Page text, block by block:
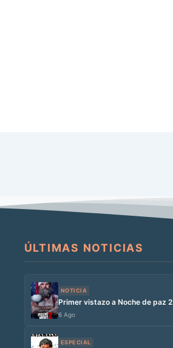
ÚLTIMAS NOTICIAS
NOTICIA
Primer vistazo a Noche de paz 2
6 Ago
ESPECIAL